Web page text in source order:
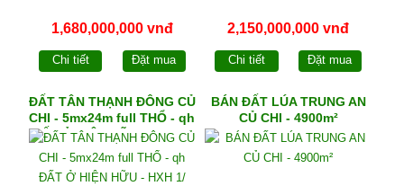
1,680,000,000 vnđ
Chi tiết Đặt mua
2,150,000,000 vnđ
Chi tiết Đặt mua
ĐẤT TÂN THẠNH ĐÔNG CỦ
CHI - 5mx24m full THỔ - qh
ĐẤT Ở HIỆN HỮU - HXH 1/
NGUYỄN KIM CƯƠNG
BÁN ĐẤT LÚA TRUNG AN
CỦ CHI - 4900m²